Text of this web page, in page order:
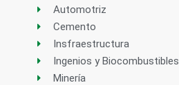
Automotriz
Cemento
Insfraestructura
Ingenios y Biocombustibles
Minería